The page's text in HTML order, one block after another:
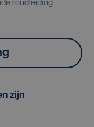
rondleiding
zijn